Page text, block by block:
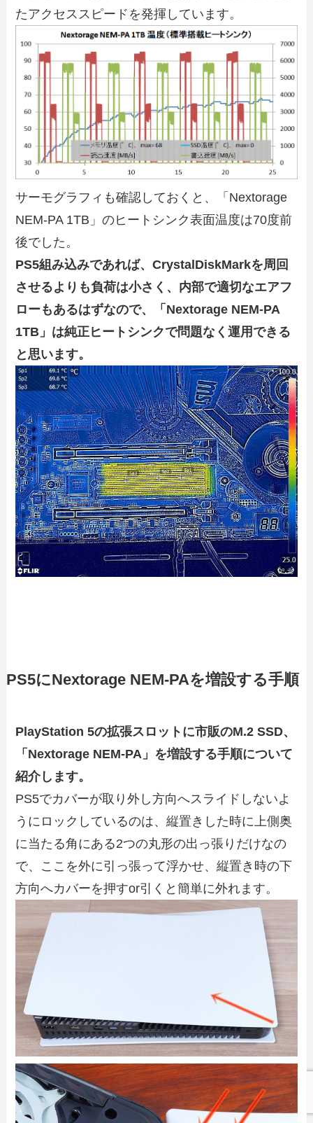
たアクセススピードを発揮しています。
サーモグラフィも確認しておくと、「Nextorage
NEM-PA 1TB」のヒートシンク表面温度は70度前
後でした。
PS5組み込みであれば、CrystalDiskMarkを周回
させるよりも負荷は小さく、内部で適切なエアフ
ローもあるはずなので、「Nextorage NEM-PA
1TB」は純正ヒートシンクで問題なく運用できる
と思います。
PS5にNextorage NEM-PAを増設する手順
PlayStation 5の拡張スロットに市販のM.2 SSD、
「Nextorage NEM-PA」を増設する手順について
紹介します。
PS5でカバーが取り外し方向へスライドしないよ
うにロックしているのは、縦置きした時に上側奥
に当たる角にある2つの丸形の出っ張りだけなの
で、ここを外に引っ張って浮かせ、縦置き時の下
方向へカバーを押すor引くと簡単に外れます。